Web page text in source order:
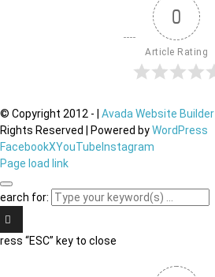
0
Article Rating
© Copyright 2012 - Avada Website Builder
Rights Reserved | Powered byWordPress
FacebookXYouTube Instagram
Page load link
for:
“ESC” key to close